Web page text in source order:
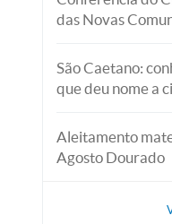
das Novas
São Caetano:
que deu nome a
Aleitamento
Agosto Dourado